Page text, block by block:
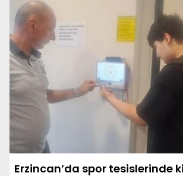
Erzincan’da spor tesislerinde